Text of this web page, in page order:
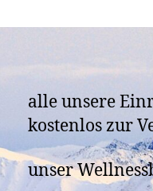
alle unsere
kostenlos zur
unser